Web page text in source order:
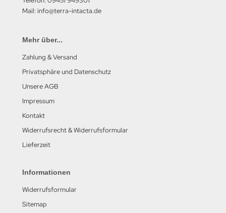
Mail: info@terra-intacta.de
Mehr über...
Zahlung & Versand
Privatsphäre und Datenschutz
Unsere AGB
Impressum
Kontakt
Widerrufsrecht & Widerrufsformular
Lieferzeit
Informationen
Widerrufsformular
Sitemap